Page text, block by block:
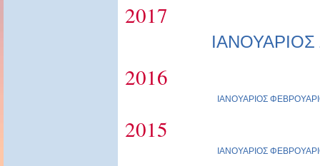
2017
ΙΑΝΟΥΑΡΙΟΣ
2016
ΙΑΝΟΥΑΡΙΟΣ
2015
ΙΑΝΟΥΑΡΙΟΣ